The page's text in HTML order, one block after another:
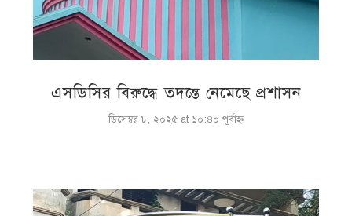
এসডিসির বিরুদ্ধে তদন্তে নেমেছে প্রশাসন
ডিসেম্বর ৮, ২০২৫ at ১০:৪০ পূর্বাহ্ণ